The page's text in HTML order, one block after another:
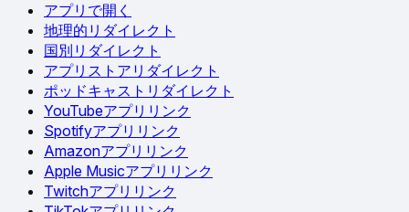
アプリで開く
地理的リダイレクト
国別リダイレクト
アプリストアリダイレクト
ポッドキャストリダイレクト
YouTubeアプリリンク
Spotifyアプリリンク
Amazonアプリリンク
Apple Musicアプリリンク
Twitchアプリリンク